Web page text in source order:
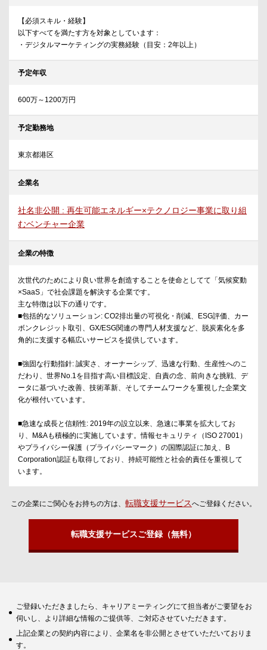
【必須スキル・経験】
以下すべてを満たす方を対象としています：
・デジタルマーケティングの実務経験（目安：2年以上）
予定年収
600万～1200万円
予定勤務地
東京都港区
企業名
社名非公開 : 再生可能エネルギー×テクノロジー事業に取り組
むベンチャー企業
企業の特徴
次世代のためにより良い世界を創造することを使命としてて「気候変動
×SaaS」で社会課題を解決する企業です。
主な特徴は以下の通りです。
■包括的なソリューション: CO2排出量の可視化・削減、ESG評価、カー
ボンクレジット取引、GX/ESG関連の専門人材支援など、脱炭素化を多
角的に支援する幅広いサービスを提供しています。
■強固な行動指針: 誠実さ、オーナーシップ、迅速な行動、生産性へのこ
だわり、世界No.1を目指す高い目標設定、自責の念、前向きな挑戦、デ
ータに基づいた改善、技術革新、そしてチームワークを重視した企業文
化が根付いています。
■急速な成長と信頼性: 2019年の設立以来、急速に事業を拡大してお
り、M&Aも積極的に実施しています。情報セキュリティ（ISO 27001）
やプライバシー保護（プライバシーマーク）の国際認証に加え、B
Corporation認証も取得しており、持続可能性と社会的責任を重視して
います。
この企業にご関心をお持ちの方は、 転職支援サービスへご登録ください。
転職支援サービスご登録（無料）
ご登録いただきましたら、キャリアミーティングにて担当者がご要望をお
伺いし、より詳細な情報のご提供等、ご対応させていただきます。
上記企業との契約内容により、企業名を非公開とさせていただいておりま
す。